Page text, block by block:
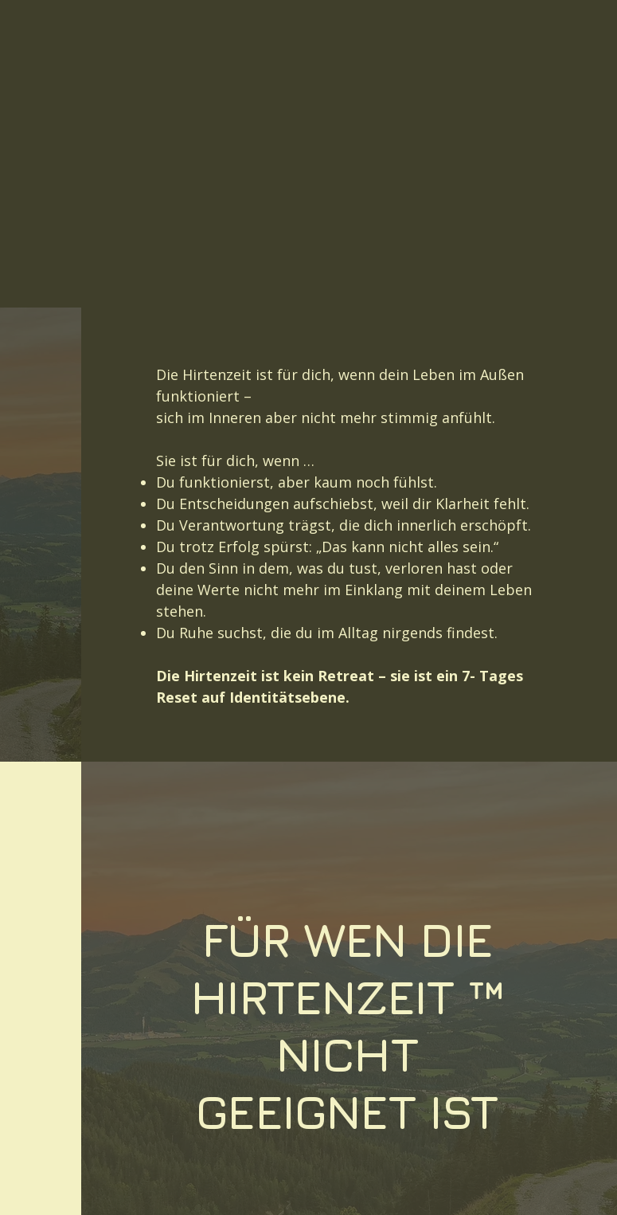
Die Hirtenzeit ist für dich, wenn dein Leben im Außen
funktioniert –
sich im Inneren aber nicht mehr stimmig anfühlt.
Sie ist für dich, wenn …
Du funktionierst, aber kaum noch fühlst.
Du Entscheidungen aufschiebst, weil dir Klarheit fehlt.
Du Verantwortung trägst, die dich innerlich erschöpft.
Du trotz Erfolg spürst: „Das kann nicht alles sein.“
Du den Sinn in dem, was du tust, verloren hast oder
deine Werte nicht mehr im Einklang mit deinem Leben
stehen.
Du Ruhe suchst, die du im Alltag nirgends findest.
Die Hirtenzeit ist kein Retreat – sie ist ein 7- Tages
Reset auf Identitätsebene.
FÜR WEN DIE
HIRTENZEIT ™
NICHT
GEEIGNET IST